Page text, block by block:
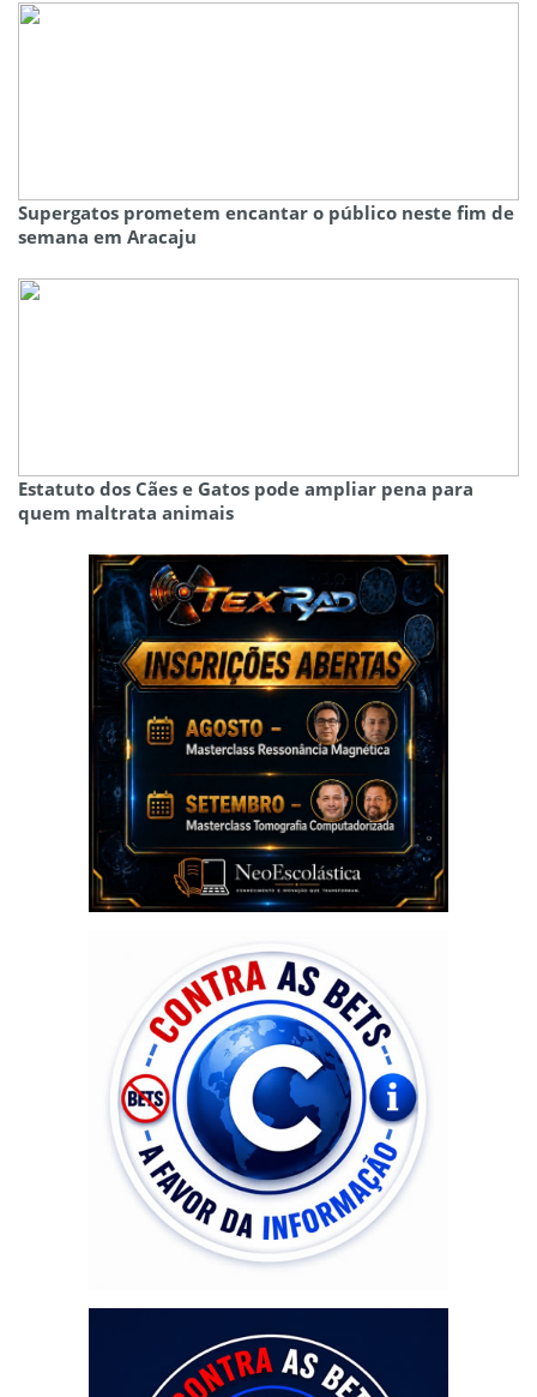
Supergatos prometem encantar o público neste fim de
semana em Aracaju
Estatuto dos Cães e Gatos pode ampliar pena para
quem maltrata animais